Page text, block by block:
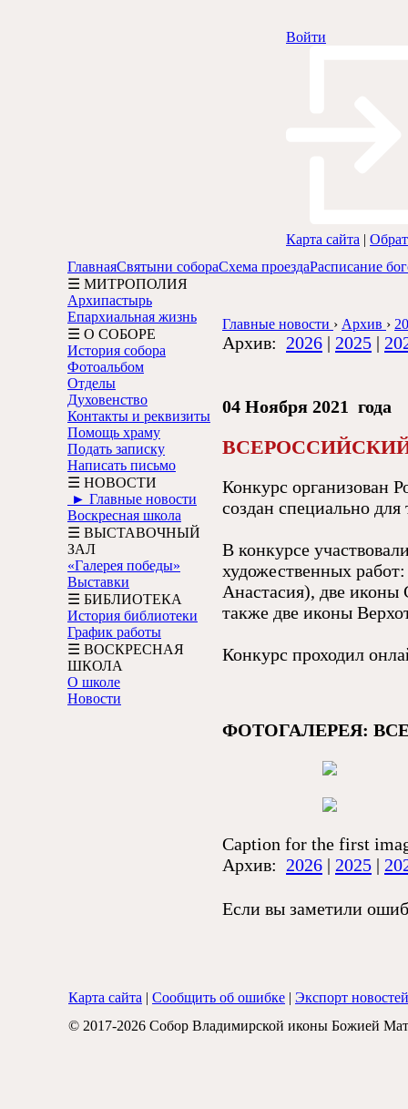
Войти
Карта сайта |
ГлавнаяСвятыни собораСхема проездаРасписание
☰ МИТРОПОЛИЯ
Архипастырь
Епархиальная жизнь
☰ О СОБОРЕ
История собора
Фотоальбом
Отделы
Духовенство
Контакты и реквизиты
Помощь храму
Подать записку
Написать письмо
☰ НОВОСТИ
► Главные новости
Воскресная школа
☰ ВЫСТАВОЧНЫЙ
ЗАЛ
«Галерея победы»
Выставки
☰ БИБЛИОТЕКА
История библиотеки
График работы
☰ ВОСКРЕСНАЯ
ШКОЛА
О школе
Новости
Главные новости › Архив ›
Архив: 2026 | 2025 |
04 Ноября 2021 года
Конкурс организован
создан специально
В конкурсе
художественных
Анастасия), две
также две иконы
Конкурс проходил
ФОТОГАЛЕРЕЯ:
Caption for the first
Архив: 2026 | 2025 |
Если вы заметили
Карта сайта | Сообщить об ошибке | Экспорт новостей
© 2017-2026 Собор Владимирской иконы Божией